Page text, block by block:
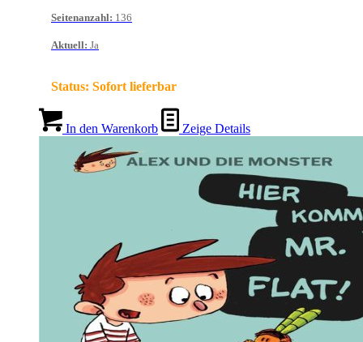
Seitenanzahl: 136
Aktuell: Ja
Status: Sofort lieferbar
In den Warenkorb Zeige Details